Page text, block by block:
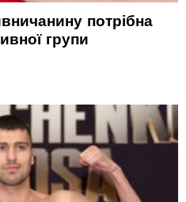
потрібна
групи